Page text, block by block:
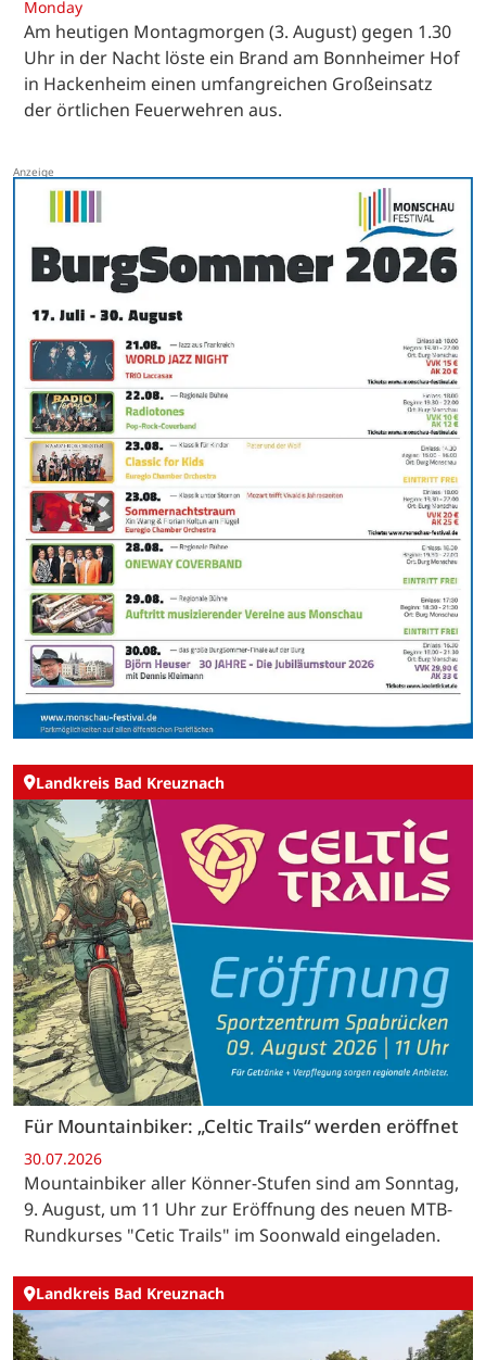
Monday
Am heutigen Montagmorgen (3. August) gegen 1.30
Uhr in der Nacht löste ein Brand am Bonnheimer Hof
in Hackenheim einen umfangreichen Großeinsatz
der örtlichen Feuerwehren aus.
Landkreis Bad Kreuznach
Für Mountainbiker: „Celtic Trails“ werden eröffnet
30.07.2026
Mountainbiker aller Könner-Stufen sind am Sonntag,
9. August, um 11 Uhr zur Eröffnung des neuen MTB-
Rundkurses "Cetic Trails" im Soonwald eingeladen.
Landkreis Bad Kreuznach